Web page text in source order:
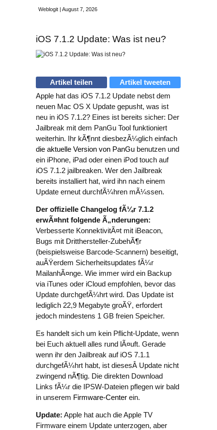
Weblogit | August 7, 2026
iOS 7.1.2 Update: Was ist neu?
Artikel teilen
Artikel tweeten
Apple hat das iOS 7.1.2 Update nebst dem
neuen Mac OS X Update gepusht, was ist
neu in iOS 7.1.2? Eines ist bereits sicher: Der
Jailbreak mit dem PanGu Tool funktioniert
weiterhin. Ihr kÃ¶nnt diesbezÃ¼glich einfach
die aktuelle Version von PanGu benutzen und
ein iPhone, iPad oder einen iPod touch auf
iOS 7.1.2 jailbreaken. Wer den Jailbreak
bereits installiert hat, wird ihn nach einem
Update erneut durchfÃ¼hren mÃ¼ssen.
Der offizielle Changelog fÃ¼r 7.1.2
erwÃ¤hnt folgende Ã„nderungen:
Verbesserte KonnektivitÃ¤t mit iBeacon,
Bugs mit Dritthersteller-ZubehÃ¶r
(beispielsweise Barcode-Scannern) beseitigt,
auÃŸerdem Sicherheitsupdates fÃ¼r
MailanhÃ¤nge. Wie immer wird ein Backup
via iTunes oder iCloud empfohlen, bevor das
Update durchgefÃ¼hrt wird. Das Update ist
lediglich 22,9 Megabyte groÃŸ, erfordert
jedoch mindestens 1 GB freien Speicher.
Es handelt sich um kein Pflicht-Update, wenn
bei Euch aktuell alles rund lÃ¤uft. Gerade
wenn ihr den Jailbreak auf iOS 7.1.1
durchgefÃ¼hrt habt, ist diesesÂ Update nicht
zwingend nÃ¶tig. Die direkten Download
Links fÃ¼r die IPSW-Dateien pflegen wir bald
in unserem Firmware-Center ein.
Update: Apple hat auch die Apple TV
Firmware einem Update unterzogen, aber